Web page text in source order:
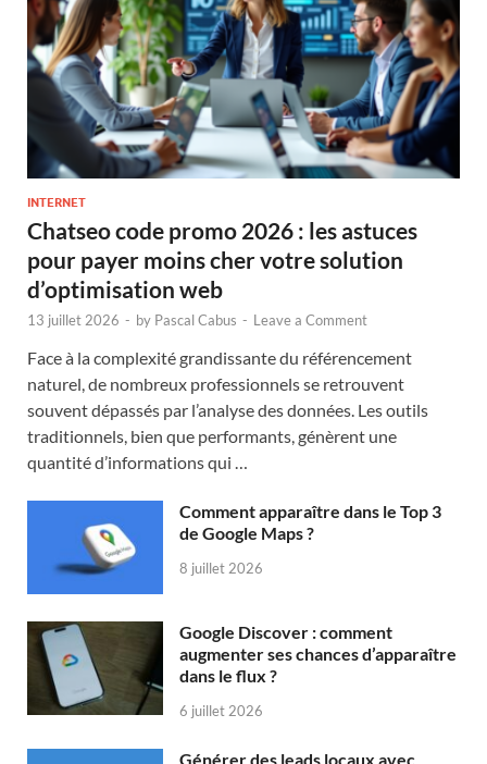
INTERNET
Chatseo code promo 2026 : les astuces
pour payer moins cher votre solution
d’optimisation web
13 juillet 2026 - by Pascal Cabus - Leave a Comment
Face à la complexité grandissante du référencement
naturel, de nombreux professionnels se retrouvent
souvent dépassés par l’analyse des données. Les outils
traditionnels, bien que performants, génèrent une
quantité d’informations qui …
Comment apparaître dans le Top 3
de Google Maps ?
8 juillet 2026
Google Discover : comment
augmenter ses chances d’apparaître
dans le flux ?
6 juillet 2026
Générer des leads locaux avec